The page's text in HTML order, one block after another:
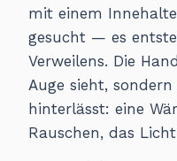
mit einem
gesucht — es
Verweilens. Die
Auge sieht,
hinterlässt: eine
Rauschen, das